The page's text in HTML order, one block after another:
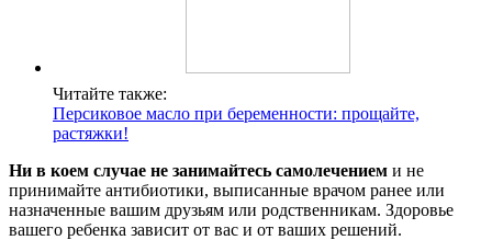
Читайте также:
Персиковое масло при беременности: прощайте,
растяжки!
Ни в коем случае не занимайтесь самолечением и не
принимайте антибиотики, выписанные врачом ранее или
назначенные вашим друзьям или родственникам. Здоровье
вашего ребенка зависит от вас и от ваших решений.